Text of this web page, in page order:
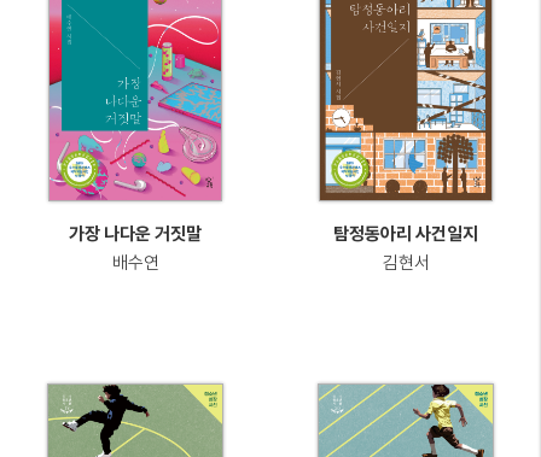
가장 나다운 거짓말
배수연
탐정동아리 사건일지
김현서